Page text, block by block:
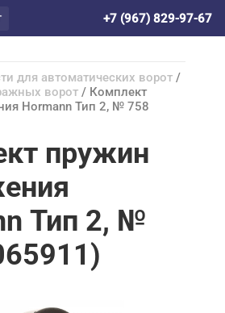
+7 (967) 829-97-67
для автоматических ворот /
ворот / Комплект
Hormann Тип 2, № 758
пружин
Тип 2, №